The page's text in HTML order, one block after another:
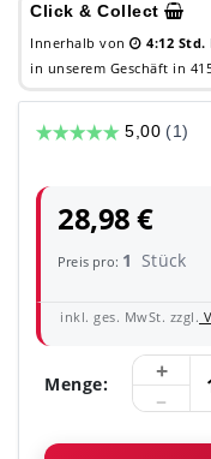
Click & Collect
Innerhalb von 4:12 Std.
in unserem Geschäft in
28,98 €
Preis pro: 1 Stück
inkl. ges. MwSt. zzgl.
Menge: